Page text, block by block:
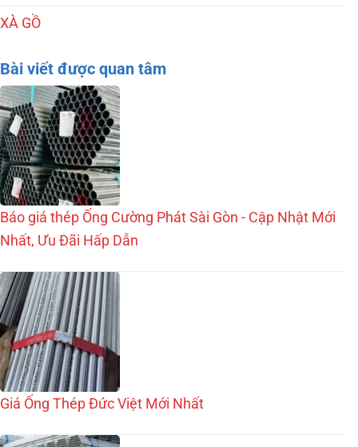
XÀ GỒ
Bài viết được quan tâm
Báo giá thép Ống Cường Phát Sài Gòn - Cập Nhật Mới
Nhất, Ưu Đãi Hấp Dẫn
Giá Ống Thép Đức Việt Mới Nhất